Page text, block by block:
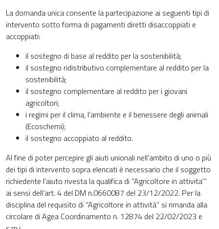
La domanda unica consente la partecipazione ai seguenti tipi di
intervento sotto forma di pagamenti diretti disaccoppiati e
accoppiati:
il sostegno di base al reddito per la sostenibilità;
il sostegno ridistributivo complementare al reddito per la
sostenibilità;
il sostegno complementare al reddito per i giovani
agricoltori;
i regimi per il clima, l’ambiente e il benessere degli animali
(Ecoschemi);
il sostegno accoppiato al reddito.
Al fine di poter percepire gli aiuti unionali nell’ambito di uno o più
dei tipi di intervento sopra elencati è necessario che il soggetto
richiedente l’aiuto rivesta la qualifica di “Agricoltore in attivita'”
ai sensi dell’art. 4 del DM n.0660087 del 23/12/2022. Per la
disciplina del requisito di “Agricoltore in attività” si rimanda alla
circolare di Agea Coordinamento n. 12874 del 22/02/2023 e